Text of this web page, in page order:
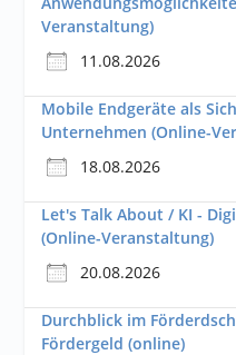
Veranstaltung)
11.08.2026
Mobile Endgeräte als
Unternehmen (Online-
18.08.2026
Let's Talk About / KI -
(Online-Veranstaltung)
20.08.2026
Durchblick im
Fördergeld (online)